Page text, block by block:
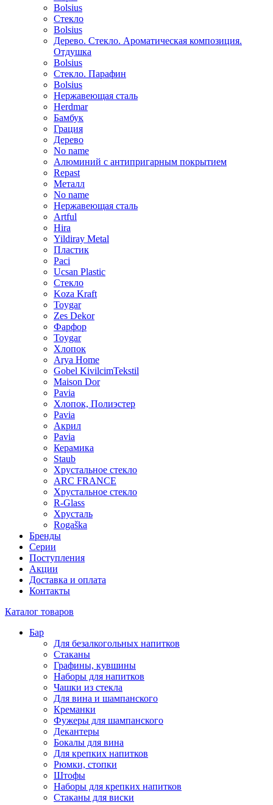
Bolsius
Стекло
Bolsius
Дерево. Стекло. Ароматическая композиция.
Отдушка
Bolsius
Стекло. Парафин
Bolsius
Нержавеющая сталь
Herdmar
Бамбук
Грация
Дерево
No name
Алюминий с антипригарным покрытием
Repast
Металл
No name
Нержавеющая сталь
Artful
Hira
Yildiray Metal
Пластик
Paci
Ucsan Plastic
Стекло
Koza Kraft
Toygar
Zes Dekor
Фарфор
Toygar
Хлопок
Arya Home
Gobel KivilcimTekstil
Maison Dor
Pavia
Хлопок, Полиэстер
Pavia
Акрил
Pavia
Керамика
Staub
Хрустальное стекло
ARC FRANCE
Хрустальное стекло
R-Glass
Хрусталь
Rogaška
Бренды
Серии
Поступления
Акции
Доставка и оплата
Контакты
Каталог товаров
Бар
Для безалкогольных напитков
Стаканы
Графины, кувшины
Наборы для напитков
Чашки из стекла
Для вина и шампанского
Креманки
Фужеры для шампанского
Декантеры
Бокалы для вина
Для крепких напитков
Рюмки, стопки
Штофы
Наборы для крепких напитков
Стаканы для виски